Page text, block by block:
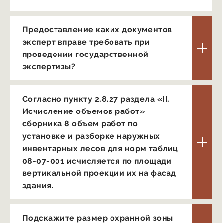
Предоставление каких документов
эксперт вправе требовать при
проведении государственной
экспертизы?
Согласно пункту 2.8.27 раздела «II.
Исчисление объемов работ»
сборника 8 объем работ по
установке и разборке наружных
инвентарных лесов для норм таблиц
08-07-001 исчисляется по площади
вертикальной проекции их на фасад
здания.
Подскажите размер охранной зоны